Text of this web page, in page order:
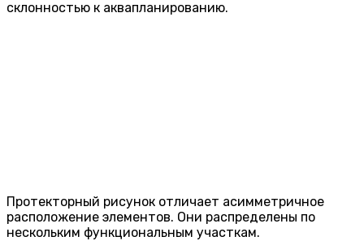
склонностью к аквапланированию.
Протекторный рисунок отличает асимметричное
расположение элементов. Они распределены по
нескольким функциональным участкам.